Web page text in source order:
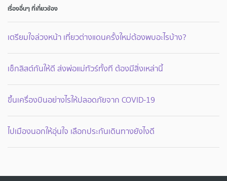
เรื่องอื่นๆ ที่เกี่ยวข้อง
เตรียมใจล่วงหน้า เที่ยวต่างแดนครั้งใหม่ต้องพบอะไรบ้าง?
เช็กลิสต์กันให้ดี ส่งพ่อแม่ทัวร์ทั้งที ต้องมีสิ่งเหล่านี้
ขึ้นเครื่องบินอย่างไรให้ปลอดภัยจาก COVID-19
ไปเมืองนอกให้อุ่นใจ เลือกประกันเดินทางยังไงดี